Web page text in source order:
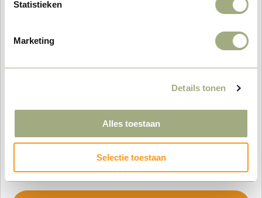
Statistieken
Marketing
Details tonen
Alles toestaan
Selectie toestaan
Wie gaat er mee?
– +
Vertrek: